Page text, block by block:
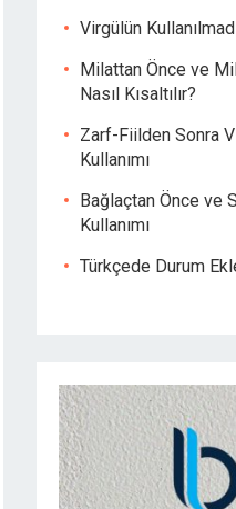
Virgülün
Milattan Önce ve
Nasıl Kısaltılır?
Zarf-Fiilden Sonra
Kullanımı
Bağlaçtan Önce ve
Kullanımı
Türkçede Durum